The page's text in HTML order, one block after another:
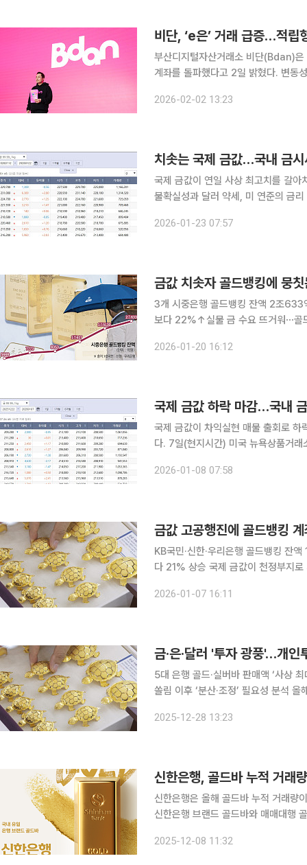
비단, ‘e은’ 거래 급증…적립
부산디지털자산거래소 비단(Bdan)은
계좌를 돌파했다고 2일 밝혔다. 변동
형 서비스다. 금액과 기간, 납부 주기
2026-02-02 13:23
치솟는 국제 금값…국내 금
국제 금값이 연일 사상 최고치를 갈아
불확실성과 달러 약세, 미 연준의 금
거래소(COMEX)에서 2월 인도분 금
2026-01-23 07:57
금값 치솟자 골드뱅킹에 뭉
3개 시중은행 골드뱅킹 잔액 2조
보다 22%↑실물 금 수요 뜨거워⋯골드바 판매량 올해 들어서만 633억 국내 주요 시중은행의 골
안전자산인 금으로 투자 수요가 집중
2026-01-20 16:12
국제 금값 하락 마감…국내
국제 금값이 차익실현 매물 출회로
다. 7일(현지시간) 미국 뉴욕상품거래소(COMEX)에서 거래 중심인 2월물 금 가격은 전날보다
승세를 이어온 만큼, 차익 실현 매물
2026-01-08 07:58
금값 고공행진에 골드뱅킹
KB국민·신한·우리은행 골드뱅킹
다 21% 상승 국제 금값이 천정부지로 치솟는 상황에서 골드뱅킹(금통장) 계좌 수가 역대 최대 수준
2026-01-07 16:11
금·은·달러 '투자 광풍'…개
5대 은행 골드·실버바 판매액 ‘사상
쏠림 이후 ‘분산·조정’ 필요성 분석 올해 개인투자자들이 금·은·달러 등 안전자산을 대규모로 사들인
자체에 대한 부담이 커졌기 때문이다.
2025-12-28 13:23
신한은행, 골드바 누적 거
신한은행은 올해 골드바 누적 거래량이 3000kg
신한은행 브랜드 골드바와 매매대행
를 출시한 이후, 현재는 은행권 유일
2025-12-08 11:32